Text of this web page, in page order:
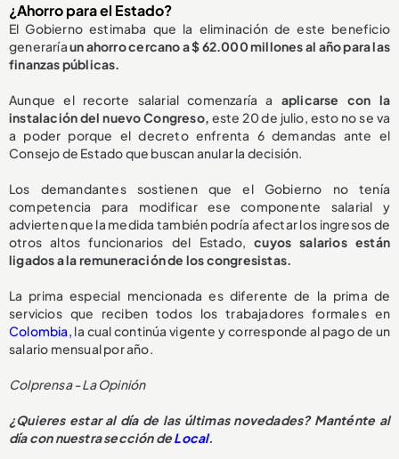
¿Ahorro para el Estado?
El Gobierno estimaba que la eliminación de este beneficio
generaríaun ahorro cercano a $ 62.000 millones al año para las
finanzas públicas.
Aunque el recorte salarial comenzaría a aplicarse con la
instalación del nuevo Congreso, este 20 de julio, esto no se va
a poder porque el decreto enfrenta 6 demandas ante el
Consejo de Estado que buscan anular la decisión.
Los demandantes sostienen que el Gobierno no tenía
competencia para modificar ese componente salarial y
advierten que la medida también podría afectar los ingresos de
otros altos funcionarios del Estado,cuyos salarios están
ligados a la remuneración de los congresistas.
La prima especial mencionada es diferente de la prima de
servicios que reciben todos los trabajadores formales en
Colombia, la cual continúa vigente y corresponde al pago de un
salario mensual por año.
Colprensa - La Opinión
¿Quieres estar al día de las últimas novedades? Manténte al
día con nuestra sección deLocal.